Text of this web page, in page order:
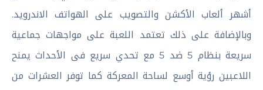
أشهر ألعاب الأكشن والتصويب على الهواتف الاندرويد.
وبالإضافة على ذلك تعتمد اللعبة على مواجهات جماعية
سريعة بنظام 5 ضد 5 مع تحدي سريع فى الأحداث يمنح
اللاعبين رؤية أوسع لساحة المعركة كما توفر العشرات من